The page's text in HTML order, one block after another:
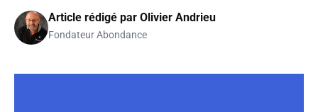
Article rédigé par Olivier Andrieu
Fondateur Abondance